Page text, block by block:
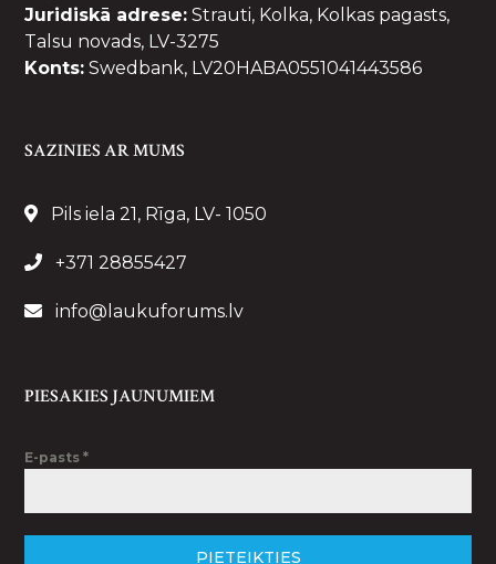
Juridiskā adrese: Strauti, Kolka, Kolkas pagasts,
Talsu novads, LV-3275
Konts: Swedbank, LV20HABA0551041443586
SAZINIES AR MUMS
Pils iela 21, Rīga, LV- 1050
+371 28855427
info@laukuforums.lv
PIESAKIES JAUNUMIEM
E-pasts*
PIETEIKTIES